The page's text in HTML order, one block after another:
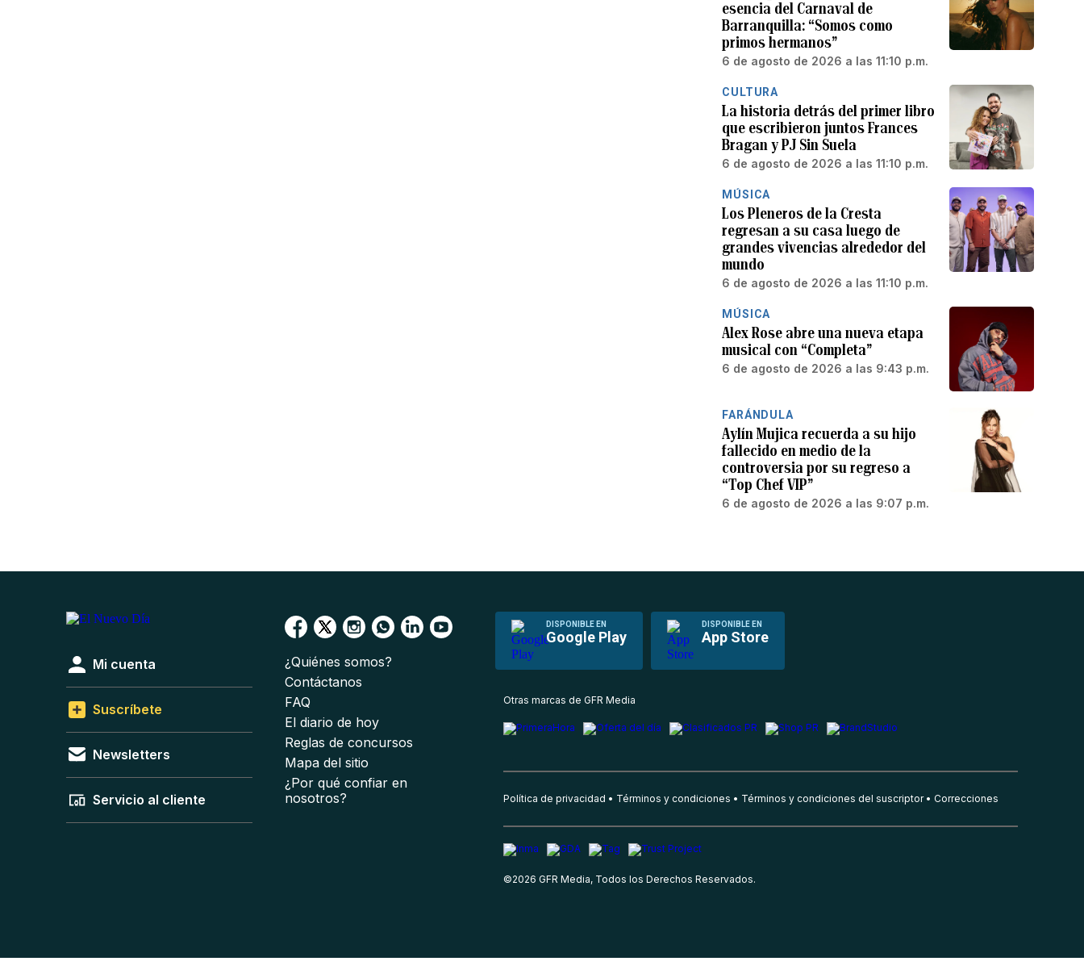
esencia del Carnaval de
Barranquilla: “Somos como
primos hermanos”
6 de agosto de 2026 a las 11:10 p.m.
CULTURA
La historia detrás del primer libro
que escribieron juntos Frances
Bragan y PJ Sin Suela
6 de agosto de 2026 a las 11:10 p.m.
MÚSICA
Los Pleneros de la Cresta
regresan a su casa luego de
grandes vivencias alrededor del
mundo
6 de agosto de 2026 a las 11:10 p.m.
MÚSICA
Alex Rose abre una nueva etapa
musical con “Completa”
6 de agosto de 2026 a las 9:43 p.m.
FARÁNDULA
Aylín Mujica recuerda a su hijo
fallecido en medio de la
controversia por su regreso a
“Top Chef VIP”
6 de agosto de 2026 a las 9:07 p.m.
DISPONIBLE EN
Google Play
DISPONIBLE EN
App Store
Mi cuenta
Suscríbete
Newsletters
Servicio al cliente
¿Quiénes somos?
Contáctanos
FAQ
El diario de hoy
Reglas de concursos
Mapa del sitio
¿Por qué confiar en
nosotros?
Otras marcas de GFR Media
Política de privacidad Términos y condiciones Términos y condiciones del suscriptor Correcciones
©2026 GFR Media, Todos los Derechos Reservados.